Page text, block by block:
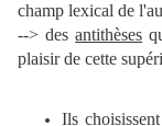
champ lexical de
--> desantithèses
plaisir de cette
Ils